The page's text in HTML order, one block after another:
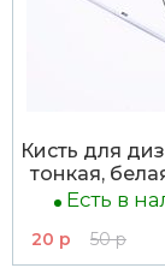
Кисть для
тонкая,
Есть в
20 р 50 р